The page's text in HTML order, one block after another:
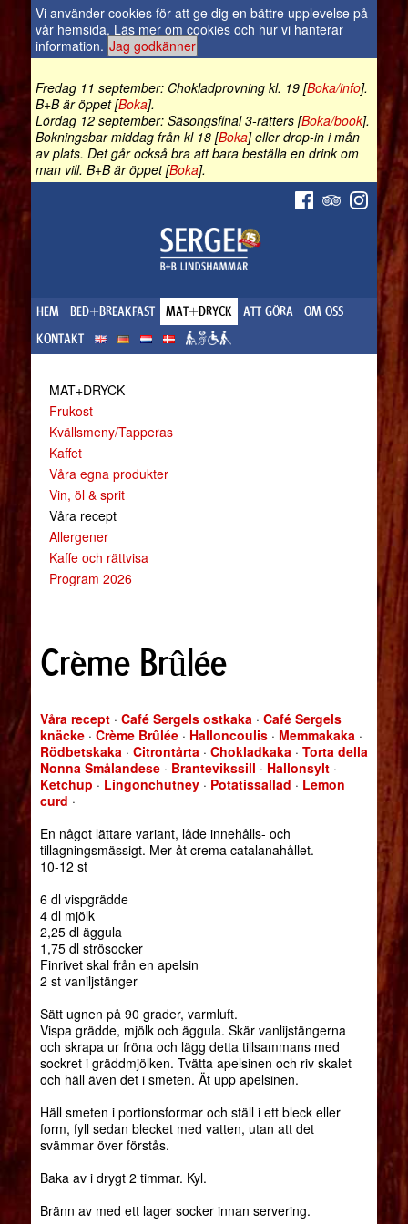
Vi använder cookies för att ge dig en bättre upplevelse på
vår hemsida. Läs mer om cookies och hur vi hanterar
information. Jag godkänner
Fredag 11 september: Chokladprovning kl. 19 [Boka/info].
B+B är öppet [Boka].
Lördag 12 september: Säsongsfinal 3-rätters [Boka/book].
Bokningsbar middag från kl 18 [Boka] eller drop-in i mån
av plats. Det går också bra att bara beställa en drink om
man vill. B+B är öppet [Boka].
HEM BED+BREAKFAST MAT+DRYCK ATT GÖRA
OM OSS
KONTAKT
MAT+DRYCK
Frukost
Kvällsmeny/Tapperas
Kaffet
Våra egna produkter
Vin, öl & sprit
Våra recept
Allergener
Kaffe och rättvisa
Program 2026
Crème Brûlée
Våra recept· Café Sergels ostkaka· Café Sergels
knäcke· Crème Brûlée· Halloncoulis· Memmakaka·
Rödbetskaka· Citrontårta· Chokladkaka· Torta della
Nonna Smålandese· Brantevikssill · Hallonsylt·
Ketchup · Lingonchutney· Potatissallad · Lemon
curd ·
En något lättare variant, låde innehålls- och
tillagningsmässigt. Mer åt crema catalanahållet.
10-12 st
6 dl vispgrädde
4 dl mjölk
2,25 dl äggula
1,75 dl strösocker
Finrivet skal från en apelsin
2 st vaniljstänger
Sätt ugnen på 90 grader, varmluft.
Vispa grädde, mjölk och äggula. Skär vanlijstängerna
och skrapa ur fröna och lägg detta tillsammans med
sockret i gräddmjölken. Tvätta apelsinen och riv skalet
och häll även det i smeten. Ät upp apelsinen.
Häll smeten i portionsformar och ställ i ett bleck eller
form, fyll sedan blecket med vatten, utan att det
svämmar över förstås.
Baka av i drygt 2 timmar. Kyl.
Bränn av med ett lager socker innan servering.